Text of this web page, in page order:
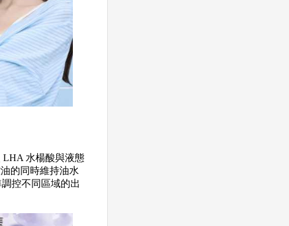
LHA 水楊酸與液態
的同時維持油水
控不同區域的出